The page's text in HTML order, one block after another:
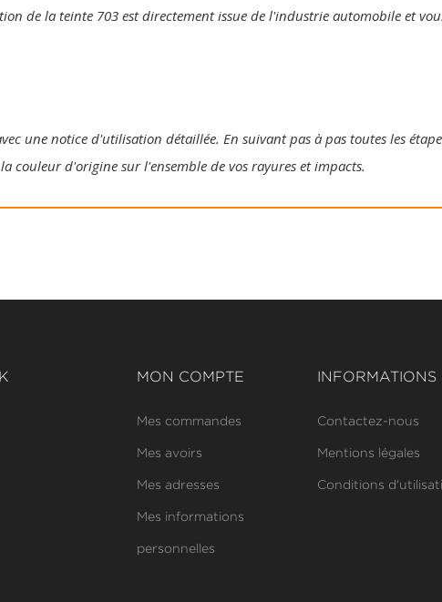
de la teinte 703 est directement issue de l'industrie automobile et
une notice d'utilisation détaillée. En suivant pas à pas toutes les
couleur d'origine sur l'ensemble de vos rayures et impacts.
MON COMPTE
Mes commandes
Mes avoirs
Mes adresses
Mes informations
personnelles
INFORMATIONS
Contactez-nous
Mentions légales
Conditions